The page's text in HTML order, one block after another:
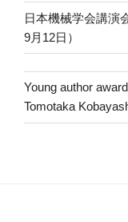
日本機械学会講演
9月12日）
Young author
Tomotaka